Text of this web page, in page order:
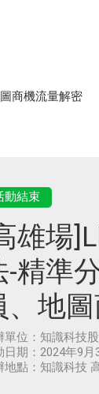
商機流量解密
動結束
雄場
-精準
、地
單位：知識科技
日期： 2024年9月
地點：知識科技